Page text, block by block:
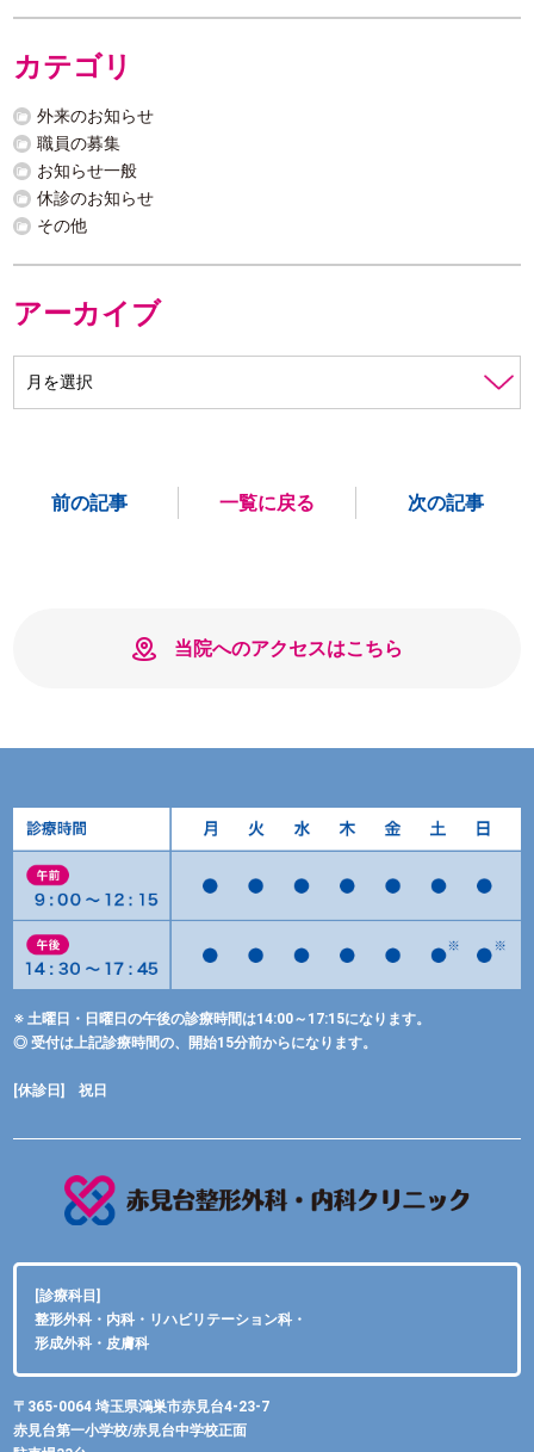
カテゴリ
外来のお知らせ
職員の募集
お知らせ一般
休診のお知らせ
その他
アーカイブ
前の記事 一覧に戻る 次の記事
当院へのアクセスはこちら
※ 土曜日・日曜日の午後の診療時間は14:00～17:15になります。
◎ 受付は上記診療時間の、開始15分前からになります。
[休診日] 祝日
[診療科目]
整形外科・内科・リハビリテーション科・
形成外科・皮膚科
〒365-0064 埼玉県鴻巣市赤見台4-23-7
赤見台第一小学校/赤見台中学校正面